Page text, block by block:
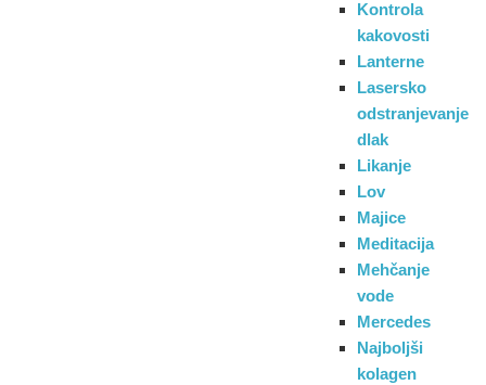
Kontrola
kakovosti
Lanterne
Lasersko
odstranjevanje
dlak
Likanje
Lov
Majice
Meditacija
Mehčanje
vode
Mercedes
Najboljši
kolagen